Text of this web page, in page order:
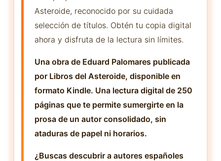
Asteroide, reconocido por su cuidada
selección de títulos. Obtén tu copia digital
ahora y disfruta de la lectura sin límites.
Una obra de Eduard Palomares publicada
por Libros del Asteroide, disponible en
formato Kindle. Una lectura digital de 250
páginas que te permite sumergirte en la
prosa de un autor consolidado, sin
ataduras de papel ni horarios.
¿Buscas descubrir a autores españoles